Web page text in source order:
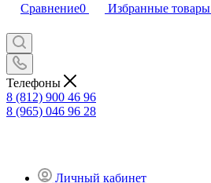
Сравнение0 Избранные товары
Телефоны
8 (812) 900 46 96
8 (965) 046 96 28
Личный кабинет